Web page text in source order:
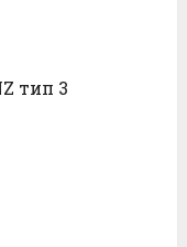
тип 3